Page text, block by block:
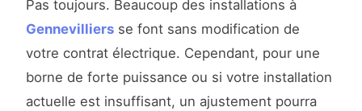
Pas toujours. Beaucoup des installations à
Gennevilliers se font sans modification de
votre contrat électrique. Cependant, pour une
borne de forte puissance ou si votre installation
actuelle est insuffisant, un ajustement pourra